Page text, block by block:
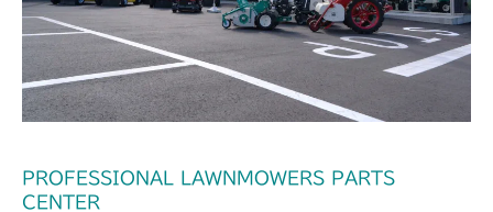
本体 FIG13 動力伝達
CM212K
本体 FIG13 動力伝達
CM223
本体 FIG20 動力伝達(刈刃)
CM225
本体 FIG23 動力伝達(刈刃)
CM226
PROFESSIONAL LAWNMOWERS PARTS
CENTER